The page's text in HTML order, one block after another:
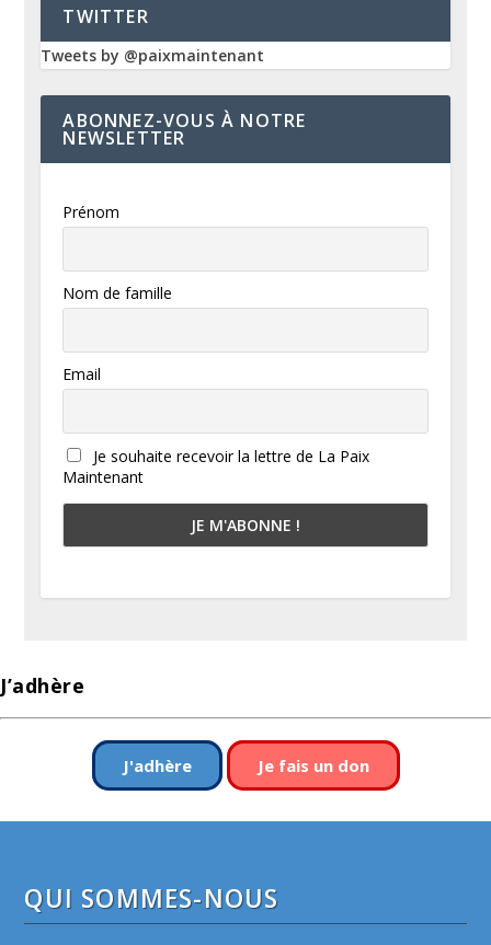
TWITTER
Tweets by @paixmaintenant
ABONNEZ-VOUS À NOTRE
NEWSLETTER
Prénom
Nom de famille
Email
Je souhaite recevoir la lettre de La Paix
Maintenant
J’adhère
J'adhère Je fais un don
QUI SOMMES-NOUS